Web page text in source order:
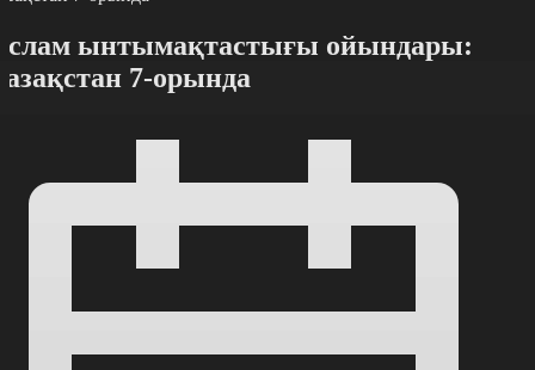
ынтымақтастығы ойындары:
7-орында